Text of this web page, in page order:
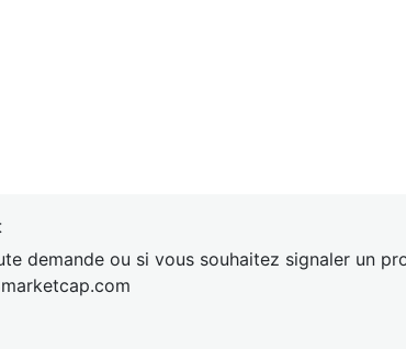
demande ou si vous souhaitez signaler un
cap.com